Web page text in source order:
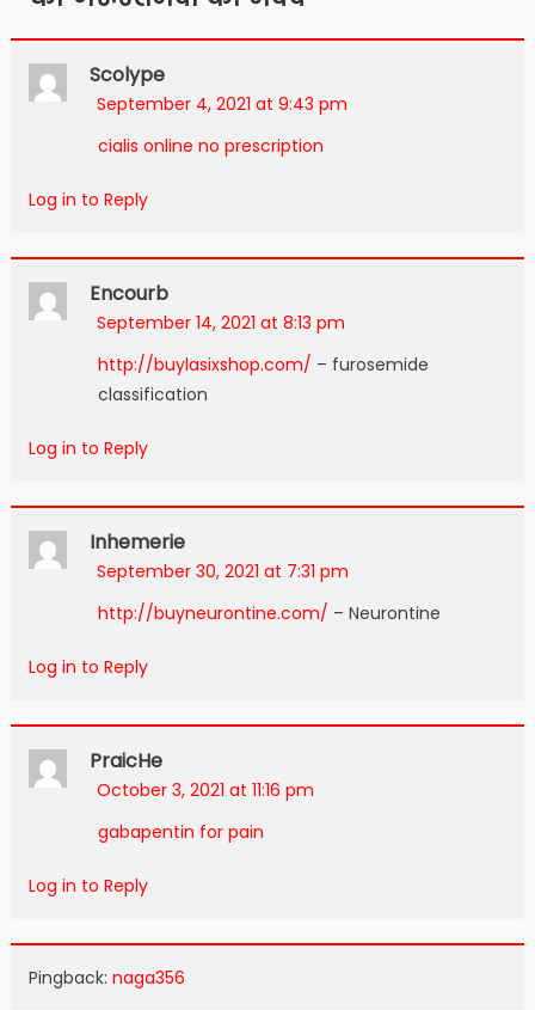
Scolype
September 4, 2021 at 9:43 pm
cialis online no prescription
Log in to Reply
Encourb
September 14, 2021 at 8:13 pm
http://buylasixshop.com/ – furosemide
classification
Log in to Reply
Inhemerie
September 30, 2021 at 7:31 pm
http://buyneurontine.com/ – Neurontine
Log in to Reply
PraicHe
October 3, 2021 at 11:16 pm
gabapentin for pain
Log in to Reply
Pingback: naga356